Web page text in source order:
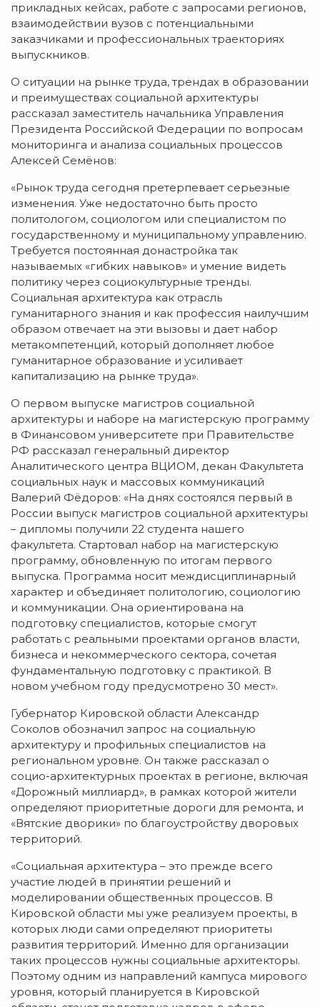
прикладных кейсах, работе с запросами регионов,
взаимодействии вузов с потенциальными
заказчиками и профессиональных траекториях
выпускников.
О ситуации на рынке труда, трендах в образовании
и преимуществах социальной архитектуры
рассказал заместитель начальника Управления
Президента Российской Федерации по вопросам
мониторинга и анализа социальных процессов
Алексей Семёнов:
«Рынок труда сегодня претерпевает серьезные
изменения. Уже недостаточно быть просто
политологом, социологом или специалистом по
государственному и муниципальному управлению.
Требуется постоянная донастройка так
называемых «гибких навыков» и умение видеть
политику через социокультурные тренды.
Социальная архитектура как отрасль
гуманитарного знания и как профессия наилучшим
образом отвечает на эти вызовы и дает набор
метакомпетенций, который дополняет любое
гуманитарное образование и усиливает
капитализацию на рынке труда».
О первом выпуске магистров социальной
архитектуры и наборе на магистерскую программу
в Финансовом университете при Правительстве
РФ рассказал генеральный директор
Аналитического центра ВЦИОМ, декан Факультета
социальных наук и массовых коммуникаций
Валерий Фёдоров: «На днях состоялся первый в
России выпуск магистров социальной архитектуры
– дипломы получили 22 студента нашего
факультета. Стартовал набор на магистерскую
программу, обновленную по итогам первого
выпуска. Программа носит междисциплинарный
характер и объединяет политологию, социологию
и коммуникации. Она ориентирована на
подготовку специалистов, которые смогут
работать с реальными проектами органов власти,
бизнеса и некоммерческого сектора, сочетая
фундаментальную подготовку с практикой. В
новом учебном году предусмотрено 30 мест».
Губернатор Кировской области Александр
Соколов обозначил запрос на социальную
архитектуру и профильных специалистов на
региональном уровне. Он также рассказал о
социо-архитектурных проектах в регионе, включая
«Дорожный миллиард», в рамках которой жители
определяют приоритетные дороги для ремонта, и
«Вятские дворики» по благоустройству дворовых
территорий.
«Социальная архитектура – это прежде всего
участие людей в принятии решений и
моделировании общественных процессов. В
Кировской области мы уже реализуем проекты, в
которых люди сами определяют приоритеты
развития территорий. Именно для организации
таких процессов нужны социальные архитекторы.
Поэтому одним из направлений кампуса мирового
уровня, который планируется в Кировской